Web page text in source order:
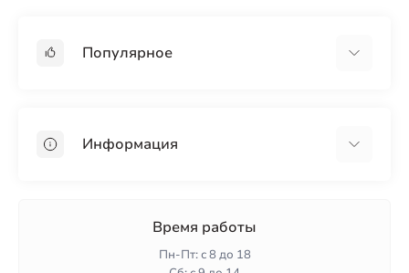
Популярное
ПенопластИнформация
Время работы
Пн-Пт: с 8 до 18